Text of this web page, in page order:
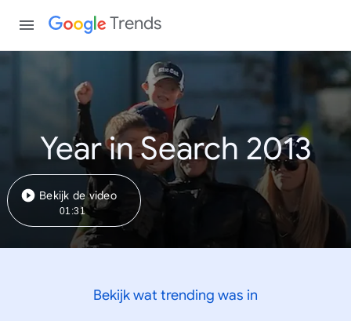
Trends
Year in Search 2013
Bekijk de video
01:31
Bekijk wat trending was in